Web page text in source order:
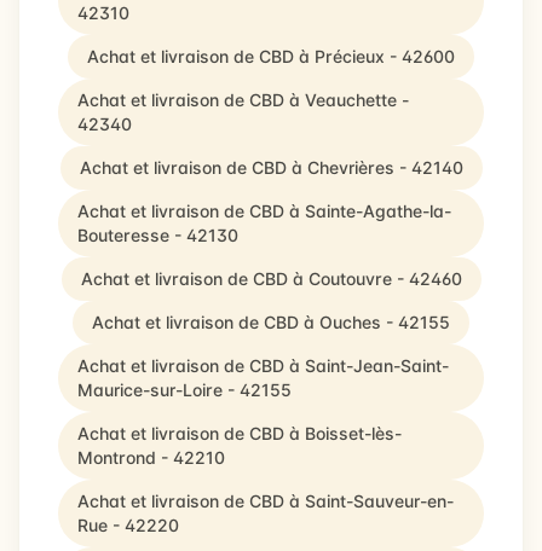
42310
Achat et livraison de CBD à Précieux - 42600
Achat et livraison de CBD à Veauchette -
42340
Achat et livraison de CBD à Chevrières - 42140
Achat et livraison de CBD à Sainte-Agathe-la-
Bouteresse - 42130
Achat et livraison de CBD à Coutouvre - 42460
Achat et livraison de CBD à Ouches - 42155
Achat et livraison de CBD à Saint-Jean-Saint-
Maurice-sur-Loire - 42155
Achat et livraison de CBD à Boisset-lès-
Montrond - 42210
Achat et livraison de CBD à Saint-Sauveur-en-
Rue - 42220